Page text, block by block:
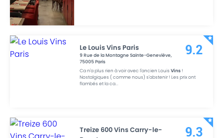
Le Louis Vins Paris
9 Rue de la Montagne Sainte-Geneviève,
75005Paris
Ca n'a plus rien à voir avec l'ancien LouisVins !
Nostalgiques ( comme nous) s'abstenir ! Les prix ont
flambés et la ca...
9.2
Treize 600 Vins Carry-le-
9.3